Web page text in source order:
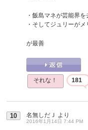
・飯島マネが芸能界
・そしてジュリーが
が最善
それな！ 181
10 名無しだＪ より
2016年1月14日 7:44 PM